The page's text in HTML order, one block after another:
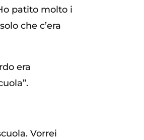
patito molto i
che c’era
era
Vorrei